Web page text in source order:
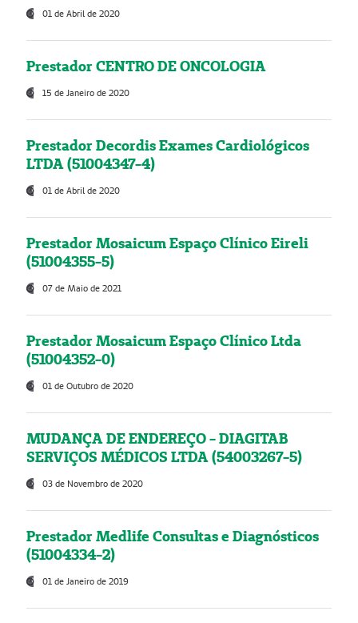
01 de Abril de 2020
Prestador CENTRO DE ONCOLOGIA
15 de Janeiro de 2020
Prestador Decordis Exames Cardiológicos
LTDA (51004347-4)
01 de Abril de 2020
Prestador Mosaicum Espaço Clínico Eireli
(51004355-5)
07 de Maio de 2021
Prestador Mosaicum Espaço Clínico Ltda
(51004352-0)
01 de Outubro de 2020
MUDANÇA DE ENDEREÇO - DIAGITAB
SERVIÇOS MÉDICOS LTDA (54003267-5)
03 de Novembro de 2020
Prestador Medlife Consultas e Diagnósticos
(51004334-2)
01 de Janeiro de 2019